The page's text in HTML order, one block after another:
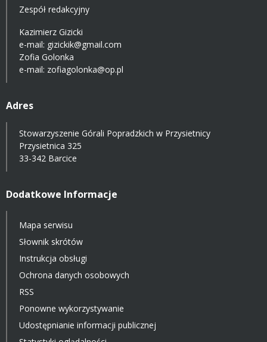
Zespół redakcyjny
Kazimierz Gizicki
e-mail: gizickik@gmail.com
Zofia Golonka
e-mail: zofiagolonka@op.pl
Adres
Stowarzyszenie Górali Popradzkich w Przysietnicy
Przysietnica 325
33-342 Barcice
Dodatkowe Informacje
Mapa serwisu
Słownik skrótów
Instrukcja obsługi
Ochrona danych osobowych
RSS
Ponowne wykorzystywanie
Udostępnianie informacji publicznej